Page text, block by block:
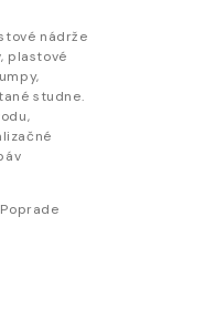
nádrže
plastové
studne.